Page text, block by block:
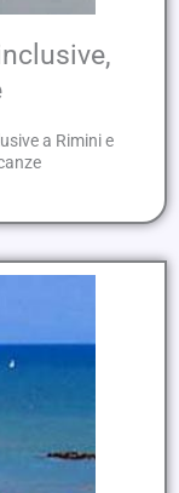
a Rimini e